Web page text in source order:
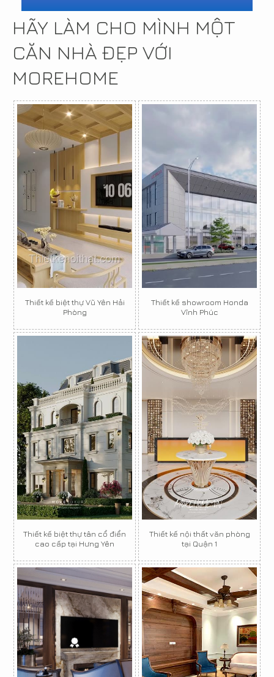
HÃY LÀM CHO MÌNH MỘT
CĂN NHÀ ĐẸP VỚI
MOREHOME
Thiết kế biệt thự Vũ Yên Hải
Phòng
Thiết kế showroom Honda
Vĩnh Phúc
Thiết kế biệt thự tân cổ điển
cao cấp tại Hưng Yên
Thiết kế nội thất văn phòng
tại Quận 1